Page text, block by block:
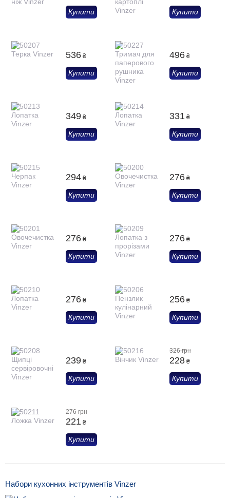
Купити Купити
536 ₴
Купити
496 ₴
Купити
349 ₴
Купити
331 ₴
Купити
294 ₴
Купити
276 ₴
Купити
276 ₴
Купити
276 ₴
Купити
276 ₴
Купити
256 ₴
Купити
239 ₴
Купити
326 грн
228 ₴
Купити
276 грн
221 ₴
Купити
Набори кухонних інструментів Vinzer